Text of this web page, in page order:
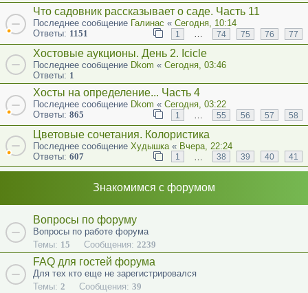
Что садовник рассказывает о саде. Часть 11
Последнее сообщение Галинас « Сегодня, 10:14
Ответы: 1151 1 … 74 75 76 77
Хостовые аукционы. День 2. Icicle
Последнее сообщение Dkom « Сегодня, 03:46
Ответы: 1
Хосты на определение... Часть 4
Последнее сообщение Dkom « Сегодня, 03:22
Ответы: 865 1 55 56 57 58
Цветовые сочетания. Колористика
Последнее сообщение Худышка « Вчера, 22:24
Ответы: 607 1 38 39 40 41
Знакомимся с форумом
Вопросы по форуму
Вопросы по работе форума
Темы: 15 Сообщения: 2239
FAQ для гостей форума
Для тех кто еще не зарегистрировался
Темы: 2 Сообщения: 39